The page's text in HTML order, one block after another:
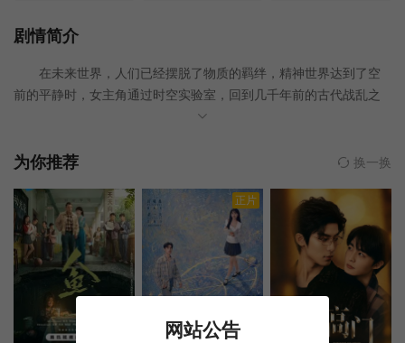
第7集
第10集 第11集 第12集
第19集
剧情简介
在未来世界，人们已经摆脱了物质的羁绊，精神世界达到了空
前的平静时，女主角通过时空实验室，回到几千年前的古代战乱之
地，在危难中与15岁的少年僧人罗坻相遇。生活在古代的罗坻从小
除人们心中的纷争，让世人内心充满宽容和爱 。数次体会了两个世
念。
为你推荐 换一换
正片
网站公告